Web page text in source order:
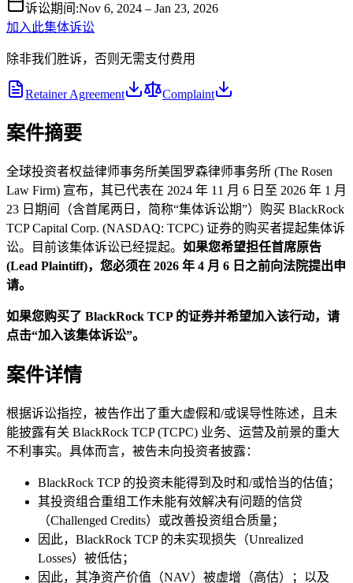
诉讼期间 :Nov 6, 2024 – Jan 23, 2026
加入此集体诉讼
除非我们胜诉，否则无需支付费用
Retainer Agreement Complaint
案件摘要
全球投资者权益律师事务所美国罗森律师事务所 (The Rosen
Law Firm) 宣布，其已代表在 2024 年 11 月 6 日至 2026 年 1 月
23 日期间（含首尾两日，简称“集体诉讼期”）购买 BlackRock
TCP Capital Corp. (NASDAQ: TCPC) 证券的购买者提起集体诉
讼。目前该集体诉讼已经提起。 如果您希望担任首席原告
(Lead Plaintiff)，您必须在 2026 年 4 月 6 日之前向法院提出申
请。
如果您购买了 BlackRock TCP 的证券并希望加入该行动，请
点击“加入该集体诉讼”。
案件详情
根据诉讼指控，被告作出了重大虚假和/或误导性陈述，且未
能披露有关 BlackRock TCP (TCPC) 业务、运营及前景的重大
不利事实。具体而言，被告未向投资者披露：
BlackRock TCP 的投资未能得到及时和/或恰当的估值；
其投资组合重组工作未能有效解决有问题的信贷
（Challenged Credits）或改善投资组合质量；
因此，BlackRock TCP 的未实现损失（Unrealized
Losses）被低估；
因此，其净资产价值（NAV）被虚增（高估）；以及